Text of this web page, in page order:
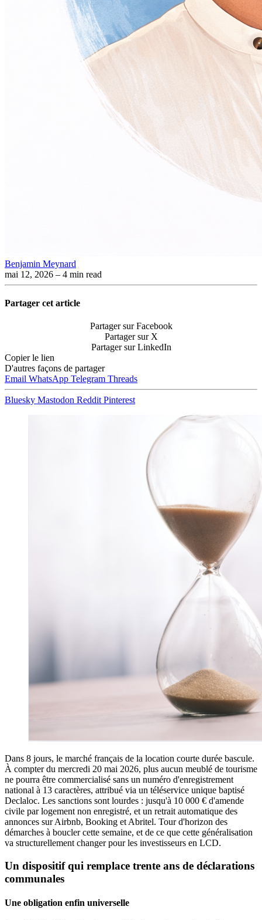
Benjamin Meynard
mai 12, 2026 – 4 min read
Partager cet article
Partager sur Facebook
Partager sur X
Partager sur LinkedIn
Copier le lien
D'autres façons de partager
Email WhatsApp Telegram Threads
Bluesky Mastodon Reddit Pinterest
Dans 8 jours, le marché français de la location courte durée bascule.
À compter du mercredi 20 mai 2026, plus aucun meublé de tourisme
ne pourra être commercialisé sans un numéro d'enregistrement
national à 13 caractères, attribué via un téléservice unique baptisé
Declaloc. Les sanctions sont lourdes : jusqu'à 10 000 € d'amende
civile par logement non enregistré, et un retrait automatique des
annonces sur Airbnb, Booking et Abritel. Tour d'horizon des
démarches à boucler cette semaine, et de ce que cette généralisation
va structurellement changer pour les investisseurs en LCD.
Un dispositif qui remplace trente ans de déclarations
communales
Une obligation enfin universelle